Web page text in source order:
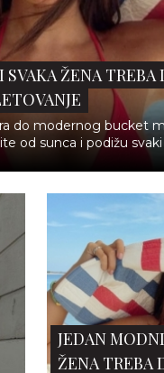
LETOVANJE
Od
modernog
najlepši letnji